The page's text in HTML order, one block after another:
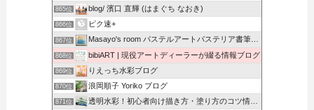
865位 blog/ 濱口 直輝 (はまぐち なおき)
866位 ピク速+
867位 Masayo's room パステルアートパステリア書筆文字
868位 bibiART | 現役アートディーラーが綴る情報ブログ
869位 りえっち水彩ブログ
870位 浪岡順子 Yoriko ブログ
871位 透明水彩！初心者向け描き方・塗り方のコツ情報サイト